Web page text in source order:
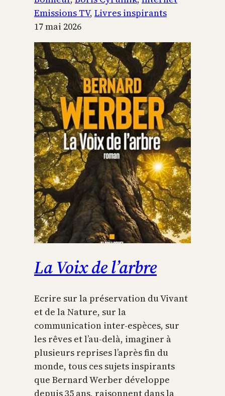
Cyrulnik,
petits
bonheurs
Emissions TV, Livres inspirants
17 mai 2026
La Voix de l’arbre
Ecrire sur la préservation du Vivant
et de la Nature, sur la
communication inter-espèces, sur
les rêves et l’au-delà, imaginer à
plusieurs reprises l’après fin du
monde, tous ces sujets inspirants
que Bernard Werber développe
depuis 35 ans, raisonnent dans la